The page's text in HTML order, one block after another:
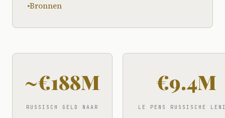
Bronnen
~€188M
RUSSISCH GELD NAAR
€9.4M
LE PENS RUSSISCHE